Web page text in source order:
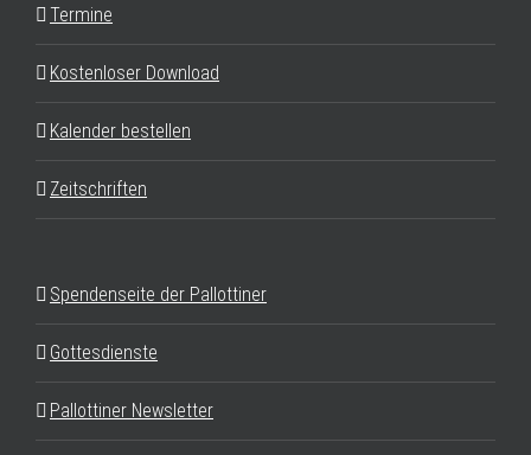
Termine
Kostenloser Download
Kalender bestellen
Zeitschriften
Spendenseite der Pallottiner
Gottesdienste
Pallottiner Newsletter